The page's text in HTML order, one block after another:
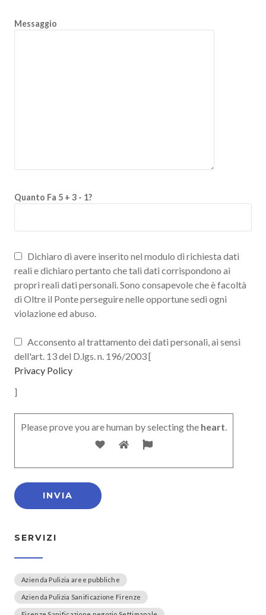
Messaggio
Quanto Fa 5 + 3 - 1?
Dichiaro di avere inserito nel modulo di richiesta dati
reali e dichiaro pertanto che tali dati corrispondono ai
propri reali dati personali. Sono consapevole che è facoltà
di Oltre il Ponte perseguire nelle opportune sedi ogni
violazione ed abuso.
Acconsento al trattamento dei dati personali, ai sensi
dell'art. 13 del D.lgs. n. 196/2003 [
Privacy Policy
]
Please prove you are human by selecting the heart.
SERVIZI
Azienda Pulizia aree pubbliche
Azienda Pulizia Sanificazione Firenze